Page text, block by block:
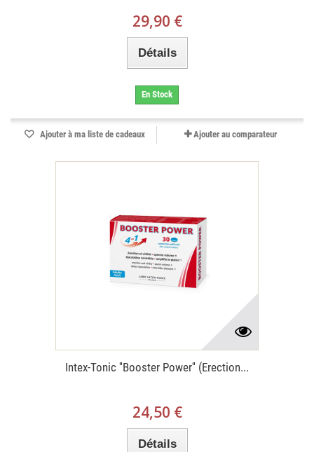
29,90 €
Détails
En Stock
Ajouter à ma liste de cadeaux Ajouter au comparateur
Intex-Tonic ''Booster Power'' (Erection...
24,50 €
Détails